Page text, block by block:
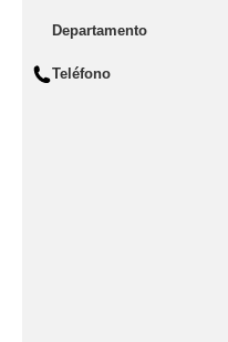
Departamento
Teléfono